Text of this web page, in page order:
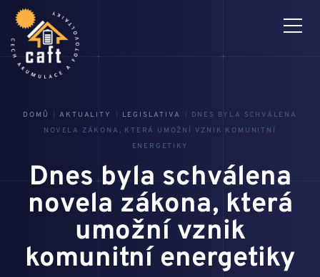
CAFT
AKTUALITY
3D MONTÁŽNÍ NÁVODY PRO ČLENY
DOMŮ AKTUALITY LEGISLATIVA
DNES BYLA SCHVÁLENA
NOVELA ZÁKONA, KTERÁ UMOŽNÍ VZNIK KOMUNITNÍ
ENERGETIKY
Dnes byla schválena
novela zákona, která
umožní vznik
komunitní energetiky